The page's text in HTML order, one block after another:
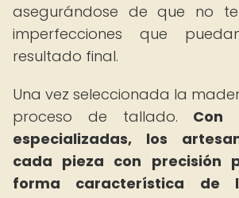
asegurándose de que no
imperfecciones que
resultado final.
Una vez seleccionada la
proceso de tallado. Con
especializadas, los
cada pieza con precisión
forma característica de